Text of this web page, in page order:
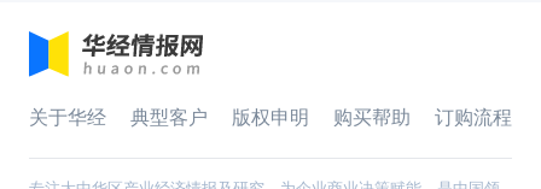
关于华经 典型客户 版权申明 购买帮助 订购流程